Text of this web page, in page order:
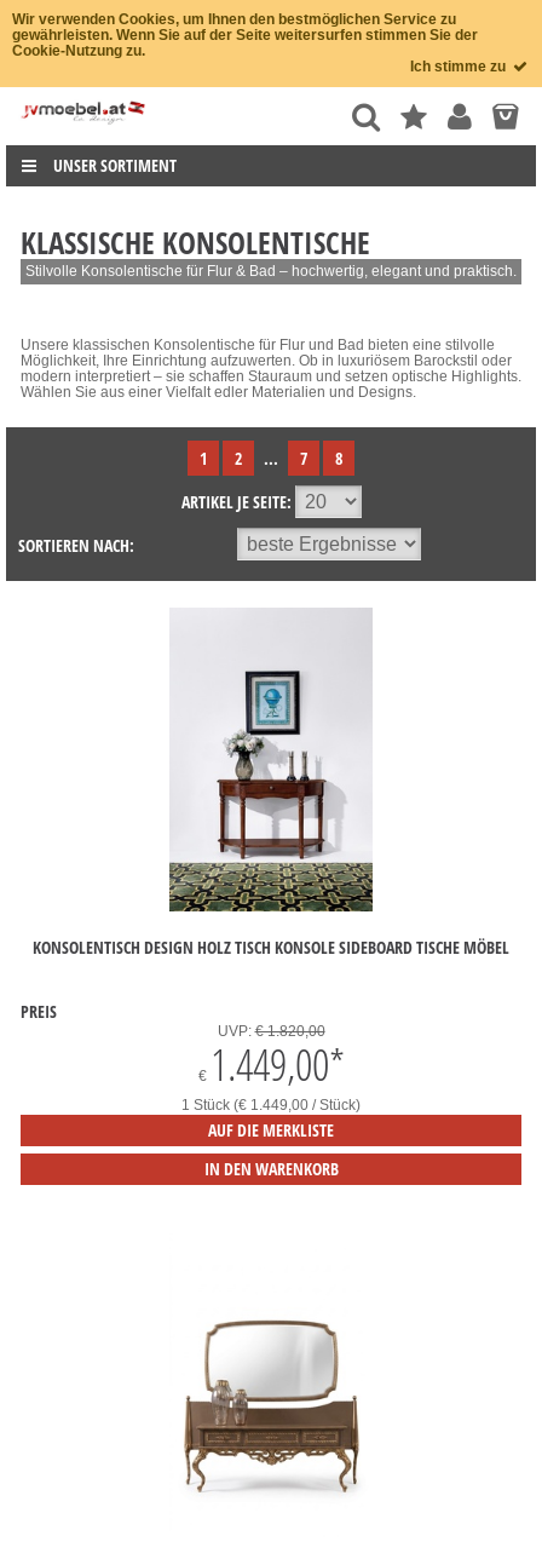
Wir verwenden Cookies, um Ihnen den bestmöglichen Service zu
gewährleisten. Wenn Sie auf der Seite weitersurfen stimmen Sie der
Cookie-Nutzung zu.
Ich stimme zu
UNSER SORTIMENT
KLASSISCHE KONSOLENTISCHE
Stilvolle Konsolentische für Flur & Bad – hochwertig, elegant und praktisch.
Unsere klassischen Konsolentische für Flur und Bad bieten eine stilvolle
Möglichkeit, Ihre Einrichtung aufzuwerten. Ob in luxuriösem Barockstil oder
modern interpretiert – sie schaffen Stauraum und setzen optische Highlights.
Wählen Sie aus einer Vielfalt edler Materialien und Designs.
1 2 ... 7
8
ARTIKEL JE SEITE:
SORTIEREN NACH:
KONSOLENTISCH DESIGN HOLZ TISCH KONSOLE SIDEBOARD TISCHE MÖBEL
PREIS
UVP:€ 1.820,00
€ 1.449,00*
1 Stück (€ 1.449,00 / Stück)
AUF DIE MERKLISTE
IN DEN WARENKORB